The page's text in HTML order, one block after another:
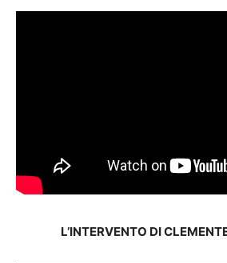
L’INTERVENTO DI